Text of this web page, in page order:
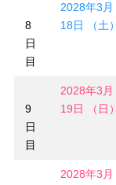
8
日
目
2028年3月
18日 （土）
9
日
目
2028年3月
19日 （日）
2028年3月